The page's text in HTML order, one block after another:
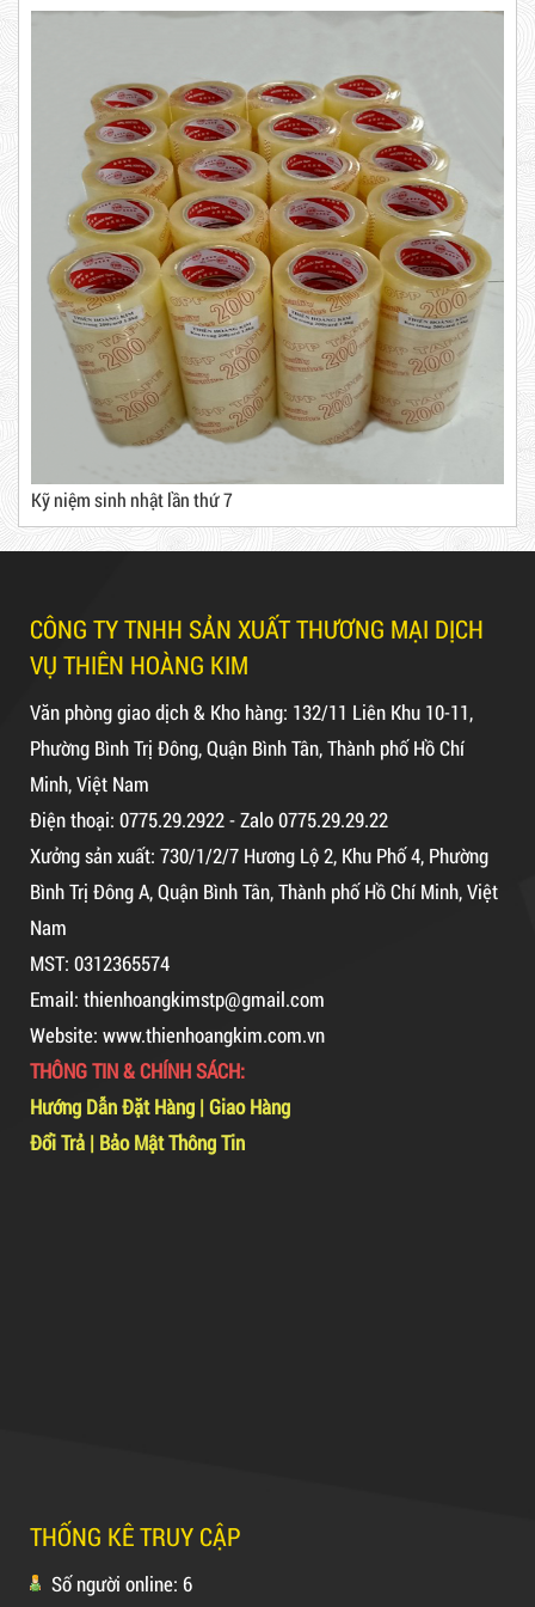
Băng Keo Trong
Mã sản phẩm: BKT1.4
New
Băng Keo
Mã sản phẩm: BKT1.2kg
Hot
Dây Rút Nhựa Trắng Và Đen 10cm, 3*100
5,000 VNĐ
Máy Sản Xuất Băng Keo
65,000 VNĐ
Dây rút nhựa trắng và đen 10cm,
3*100
5,000 VNĐ5,200 VNĐ
Máy rút màng co
Dây rút nhựa trắng và đen 15cm,
4*150
10,000 VNĐ12,000 VNĐ
Combo 60 cây băng keo trong
200Y 1.8kg
63,000 VNĐ65,000 VNĐ
Kỹ niệm sinh nhật lần thứ 7
CÔNG TY TNHH SẢN XUẤT THƯƠNG MẠI DỊCH
VỤ THIÊN HOÀNG KIM
Văn phòng giao dịch & Kho hàng: 132/11 Liên Khu 10-11,
Phường Bình Trị Đông, Quận Bình Tân, Thành phố Hồ Chí
Minh, Việt Nam
Điện thoại: 0775.29.2922 - Zalo 0775.29.29.22
Xưởng sản xuất: 730/1/2/7 Hương Lộ 2, Khu Phố 4, Phường
Bình Trị Đông A, Quận Bình Tân, Thành phố Hồ Chí Minh, Việt
Nam
MST: 0312365574
Email: thienhoangkimstp@gmail.com
Website: www.thienhoangkim.com.vn
THÔNG TIN & CHÍNH SÁCH:
Hướng Dẫn Đặt Hàng | Giao Hàng
Đổi Trả | Bảo Mật Thông Tin
THỐNG KÊ TRUY CẬP
Số người online: 6